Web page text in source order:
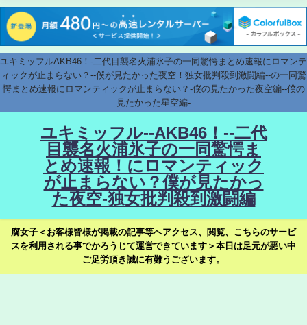
ユキミッフルAKB46！-二代目襲名火浦氷子の一同驚愕まとめ速報にロマンテ
ィックが止まらない？--僕が見たかった夜空！独女批判殺到激闘編--の一同驚
愕まとめ速報にロマンティックが止まらない？-僕の見たかった夜空編--僕の
見たかった星空編-
ユキミッフル--AKB46！--二代
目襲名火浦氷子の一同驚愕ま
とめ速報！にロマンティック
が止まらない？僕が見たかっ
た夜空-独女批判殺到激闘編
腐女子＜お客様皆様が掲載の記事等へアクセス、閲覧、こちらのサービ
スを利用される事でかろうじて運営できています＞本日は足元が悪い中
ご足労頂き誠に有難うございます。